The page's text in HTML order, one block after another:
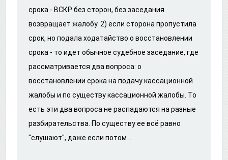
срока - ВСКР без сторон, без заседания
возвращает жалобу. 2) если сторона пропустила
срок, но подала ходатайство о восстановлении
срока - то идет обычное судебное заседание, где
рассматривается два вопроса: о
восстановлении срока на подачу кассационной
жалобы и по существу кассационной жалобы. То
есть эти два вопроса не распадаются на разные
разбирательства. По существу ее всё равно
"слушают", даже если потом ...